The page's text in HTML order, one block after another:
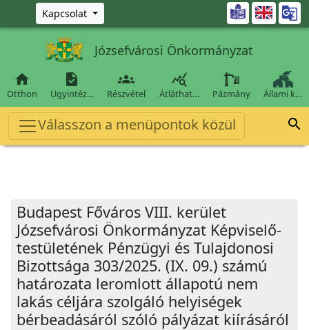
Ugrás a fő tartalomra
Kapcsolat 
Józsefvárosi Önkormányzat

Otthon

Ügyintéz…

Részvétel

Átláthat… Pázmány Állami k…
Válasszon a menüpontok közül 
Budapest Főváros VIII. kerület
Józsefvárosi Önkormányzat Képviselő-
testületének Pénzügyi és Tulajdonosi
Bizottsága 303/2025. (IX. 09.) számú
határozata leromlott állapotú nem
lakás céljára szolgáló helyiségek
bérbeadásáról szóló pályázat kiírásáról